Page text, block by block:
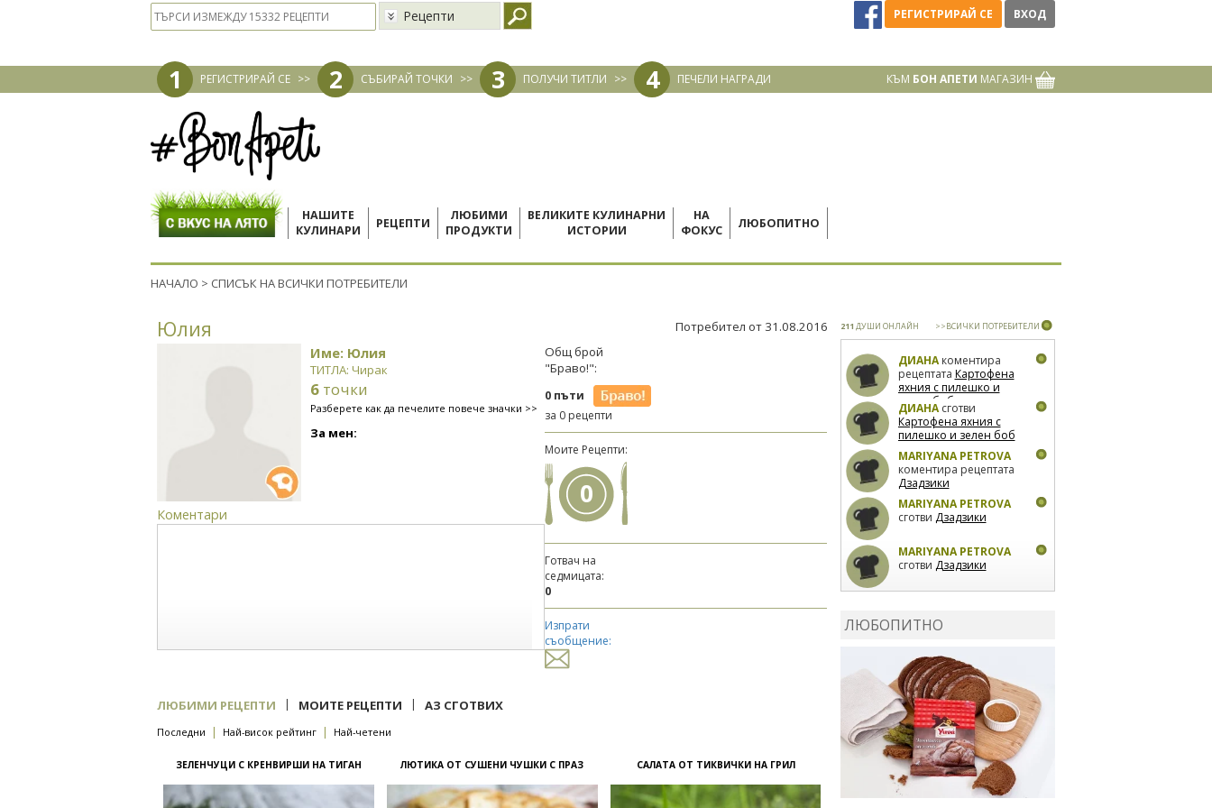
Рецепти РЕГИСТРИРАЙ СЕ ВХОД
1 РЕГИСТРИРАЙ СЕ >> 2 СЪБИРАЙ ТОЧКИ >> 3 ПОЛУЧИ ТИТЛИ >> 4 ПЕЧЕЛИ НАГРАДИ КЪМ БОН АПЕТИ МАГАЗИН
НАШИТЕ
КУЛИНАРИ
РЕЦЕПТИ
ЛЮБИМИ
ПРОДУКТИ
ВЕЛИКИТЕ КУЛИНАРНИ
ИСТОРИИ
НА
ФОКУС
ЛЮБОПИТНО
НАЧАЛО > СПИСЪК НА ВСИЧКИ ПОТРЕБИТЕЛИ
Юлия Потребител от 31.08.2016
Име: Юлия
ТИТЛА: Чирак
6 точки
Разберете как да печелите повече значки >>
За мен:
Коментари
Общ брой
"Браво!":
0 пъти
за 0 рецепти
Моите Рецепти:
0
Готвач на
седмицата:
0
Изпрати
съобщение:
ЛЮБИМИ РЕЦЕПТИ | МОИТЕ РЕЦЕПТИ | АЗ СГОТВИХ
Последни | Най-висок рейтинг | Най-четени
ЗЕЛЕНЧУЦИ С КРЕНВИРШИ НА ТИГАН ЛЮТИКА ОТ СУШЕНИ ЧУШКИ С ПРАЗ САЛАТА ОТ ТИКВИЧКИ НА ГРИЛ
211 ДУШИ ОНЛАЙН >>ВСИЧКИ ПОТРЕБИТЕЛИ
ДИАНАкоментира
рецептата Картофена
яхния с пилешко и
зелен боб
ДИАНАсготви
Картофена яхния с
пилешко и зелен боб
MARIYANA PETROVA
коментира рецептата
Дзадзики
MARIYANA PETROVA
сготви Дзадзики
MARIYANA PETROVA
сготви Дзадзики
фурна
рецептатаСвински
ребра с печени
картофи
ЛЮБОПИТНО